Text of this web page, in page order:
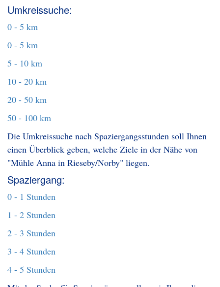
Umkreissuche:
0 - 5 km
0 - 5 km
5 - 10 km
10 - 20 km
20 - 50 km
50 - 100 km
Die Umkreissuche nach Spaziergangsstunden soll Ihnen
einen Überblick geben, welche Ziele in der Nähe von
"Mühle Anna in Rieseby/Norby" liegen.
Spaziergang:
0 - 1 Stunden
1 - 2 Stunden
2 - 3 Stunden
3 - 4 Stunden
4 - 5 Stunden